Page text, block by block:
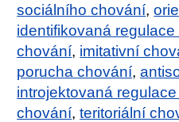
sociálního chování,
identifikovaná
chování, imitativní
porucha chování,
introjektovaná
chování,teritoriální